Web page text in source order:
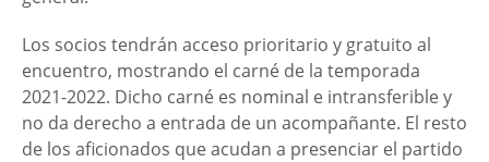
Los socios tendrán acceso prioritario y gratuito al
encuentro, mostrando el carné de la temporada
2021-2022. Dicho carné es nominal e intransferible y
no da derecho a entrada de un acompañante. El resto
de los aficionados que acudan a presenciar el partido